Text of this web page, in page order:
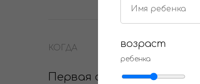
возраст
ребенка
КОГДА
Первая смена с 16 по 20